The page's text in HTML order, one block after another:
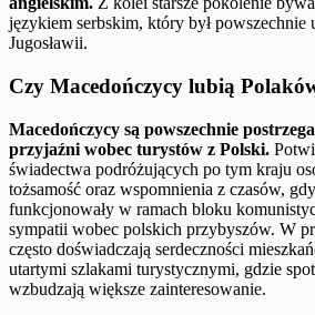
językiem serbskim, który był powszechnie
Jugosławii.
Czy Macedończycy lubią
Macedończycy są powszechnie
przyjaźni wobec turystów z Polski.
świadectwa podróżujących po tym kraju
tożsamość oraz wspomnienia z czasów,
funkcjonowały w ramach bloku
sympatii wobec polskich przybyszów. W
często doświadczają serdeczności
utartymi szlakami turystycznymi, gdzie
wzbudzają większe zainteresowanie.